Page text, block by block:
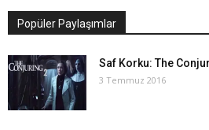
Popüler Paylaşımlar
Saf Korku: The
3 Temmuz 2016